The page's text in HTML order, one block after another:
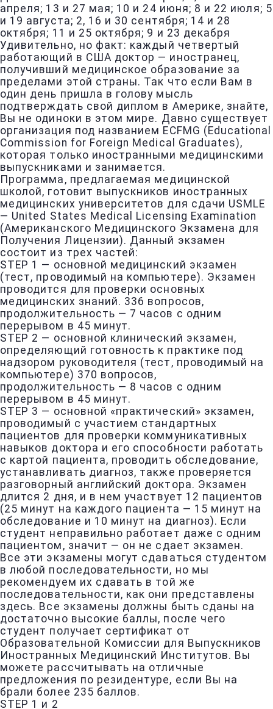
апреля; 13 и 27 мая; 10 и 24 июня; 8 и 22 июля; 5
и 19 августа; 2, 16 и 30 сентября; 14 и 28
октября; 11 и 25 октября; 9 и 23 декабря
Удивительно, но факт: каждый четвертый
работающий в США доктор — иностранец,
получивший медицинское образование за
пределами этой страны. Так что если Вам в
один день пришла в голову мысль
подтверждать свой диплом в Америке, знайте,
Вы не одиноки в этом мире. Давно существует
организация под названием ECFMG (Educational
Commission for Foreign Medical Graduates),
которая только иностранными медицинскими
выпускниками и занимается.
Программа, предлагаемая медицинской
школой, готовит выпускников иностранных
медицинских университетов для сдачи USMLE
— United States Medical Licensing Examination
(Американского Медицинского Экзамена для
Получения Лицензии). Данный экзамен
состоит из трех частей:
STEP 1 — основной медицинский экзамен
(тест, проводимый на компьютере). Экзамен
проводится для проверки основных
медицинских знаний. 336 вопросов,
продолжительность — 7 часов с одним
перерывом в 45 минут.
STEP 2 — основной клинический экзамен,
определяющий готовность к практике под
надзором руководителя (тест, проводимый на
компьютере) 370 вопросов,
продолжительность — 8 часов с одним
перерывом в 45 минут.
STEP 3 — основной «практический» экзамен,
проводимый с участием стандартных
пациентов для проверки коммуникативных
навыков доктора и его способности работать
с картой пациента, проводить обследование,
устанавливать диагноз, также проверяется
разговорный английский доктора. Экзамен
длится 2 дня, и в нем участвует 12 пациентов
(25 минут на каждого пациента — 15 минут на
обследование и 10 минут на диагноз). Если
студент неправильно работает даже с одним
пациентом, значит — он не сдает экзамен.
Все эти экзамены могут сдаваться студентом
в любой последовательности, но мы
рекомендуем их сдавать в той же
последовательности, как они представлены
здесь. Все экзамены должны быть сданы на
достаточно высокие баллы, после чего
студент получает сертификат от
Образовательной Комиссии для Выпускников
Иностранных Медицинский Институтов. Вы
можете рассчитывать на отличные
предложения по резидентуре, если Вы на
брали более 235 баллов.
STEP 1 и 2